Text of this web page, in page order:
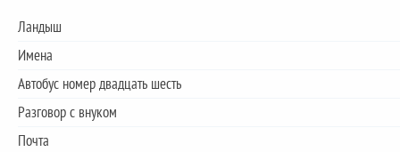
Ландыш
Имена
Автобус номер двадцать шесть
Разговор с внуком
Почта